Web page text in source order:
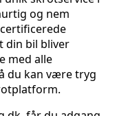
og nem
din bil bliver
med alle
du kan være tryg